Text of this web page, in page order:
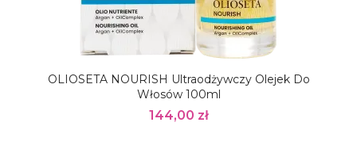
OLIOSETA NOURISH Ultraodżywczy Olejek Do
Włosów 100ml
144,00 zł